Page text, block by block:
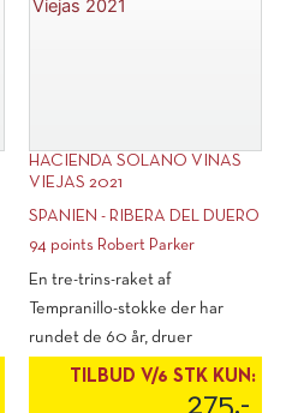
HACIENDA SOLANO VINAS
VIEJAS 2021
SPANIEN - RIBERA DEL DUERO
94 points Robert Parker
En tre-trins-raket af
Tempranillo-stokke der har
rundet de 60 år, druer
nænsomt plukket ved [...]
TILBUD V/6 STK KUN:
275,-